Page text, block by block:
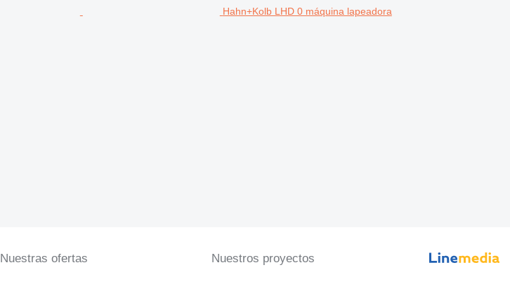
Hahn+Kolb LHD 0 máquina lapeadora
Nuestras ofertas Nuestros proyectos